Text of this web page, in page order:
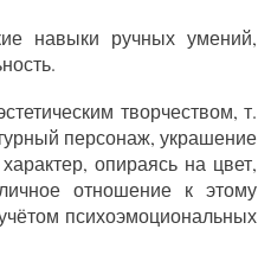
навыки ручных умений,
творчеством, т.
персонаж, украшение
опираясь на цвет,
отношение к этому
психоэмоциональных